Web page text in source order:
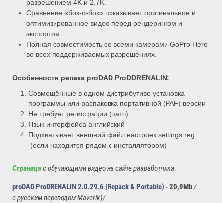
разрешением 4K и 2.7K.
Сравнение «бок-о-бок» показывает оригинальное и
оптимизированное видео перед рендерингом и
экспортом.
Полная совместимость со всеми камерами GoPro Hero
во всех поддерживаемых разрешениях.
Особенности репака proDAD ProDDRENALIN:
Совмещённые в одном дистрибутиве установка
программы или распаковка портативной (PAF) версии
Не требует регистрации (патч)
Язык интерфейса английский
Подхватывает внешний файл настроек settings.reg
(если находится рядом с инсталлятором)
Страницас обучающими видео на сайте разработчика
proDAD ProDRENALIN 2.0.29.6 (Repack & Portable) - 20,9Mb/
срусскимпереводом Maverik)/